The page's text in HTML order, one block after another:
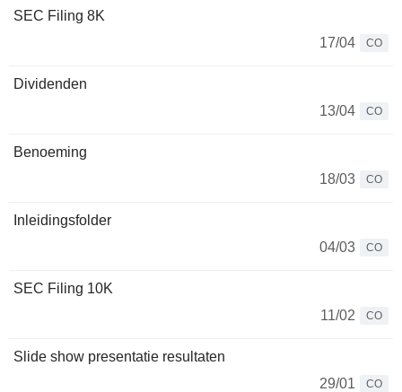
SEC Filing 8K
17/04
CO
Dividenden
13/04
CO
Benoeming
18/03
CO
Inleidingsfolder
04/03
CO
SEC Filing 10K
11/02
CO
Slide show presentatie resultaten
29/01
CO